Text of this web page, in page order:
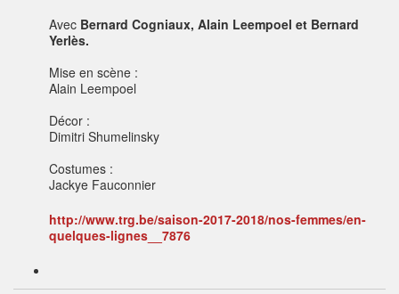
Avec Bernard Cogniaux, Alain Leempoel et Bernard
Yerlès.
Mise en scène :
Alain Leempoel
Décor :
Dimitri Shumelinsky
Costumes :
Jackye Fauconnier
http://www.trg.be/saison-2017-2018/nos-femmes/en-
quelques-lignes__7876